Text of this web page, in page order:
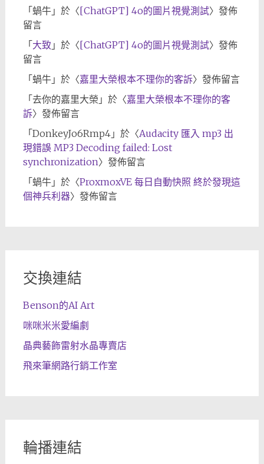
「 蝸牛」於〈[ChatGPT] 4o的圖片視覺測試〉發佈
留言
「 大致 」於〈[ChatGPT] 4o的圖片視覺測試〉發佈
留言
「 蝸牛」於〈嘉里大榮根本不理你的客訴〉發佈留言
「 去你的嘉里大榮 」於〈嘉里大榮根本不理你的客
訴〉發佈留言
「 DonkeyJo6Rmp4」於〈Audacity 匯入 mp3 出
現錯誤 MP3 Decoding failed: Lost
synchronization〉發佈留言
「 蝸牛」於〈ProxmoxVE 每日自動快照 終於發現這
個神兵利器〉發佈留言
交換連結
Benson的AI Art
咪咪米米愛編劇
晶典藝飾雷射水晶專賣店
飛來筆網路行銷工作室
輪播連結